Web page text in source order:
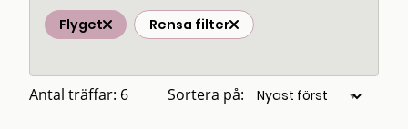
Flyget Rensa filter
Antal träffar: 6 Sortera på: